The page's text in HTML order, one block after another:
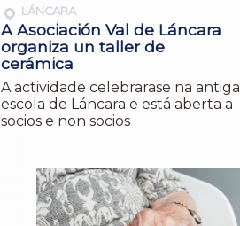
LÁNCARA
A Asociación Val de Láncara
organiza un taller de
cerámica
A actividade celebrarase na antiga
escola de Láncara e está aberta a
socios e non socios